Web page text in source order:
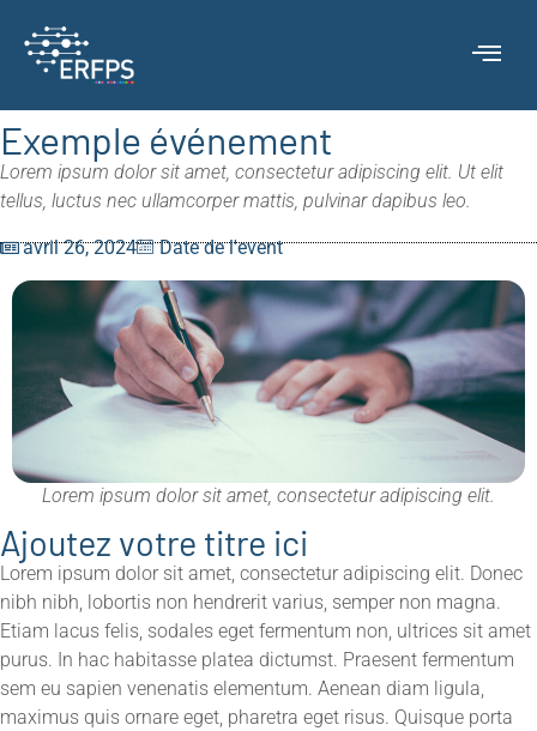
Exemple événement
Lorem ipsum dolor sit amet, consectetur adipiscing elit. Ut elit
tellus, luctus nec ullamcorper mattis, pulvinar dapibus leo.
avril 26, 2024 Date de l'event
Lorem ipsum dolor sit amet, consectetur adipiscing elit.
Ajoutez votre titre ici
Lorem ipsum dolor sit amet, consectetur adipiscing elit. Donec
nibh nibh, lobortis non hendrerit varius, semper non magna.
Etiam lacus felis, sodales eget fermentum non, ultrices sit amet
purus. In hac habitasse platea dictumst. Praesent fermentum
sem eu sapien venenatis elementum. Aenean diam ligula,
maximus quis ornare eget, pharetra eget risus. Quisque porta